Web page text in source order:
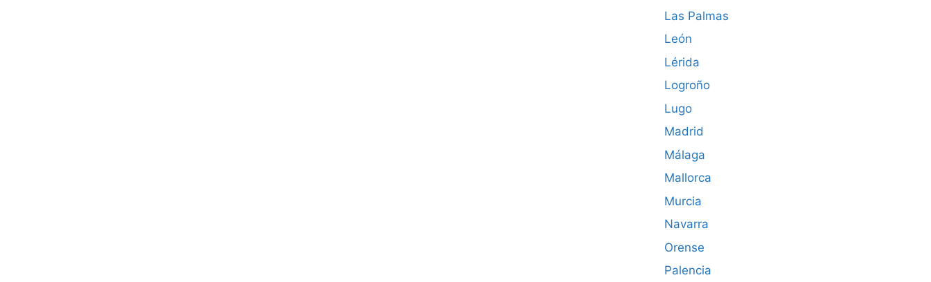
Las Palmas
León
Lérida
Logroño
Lugo
Madrid
Málaga
Mallorca
Murcia
Navarra
Orense
Palencia